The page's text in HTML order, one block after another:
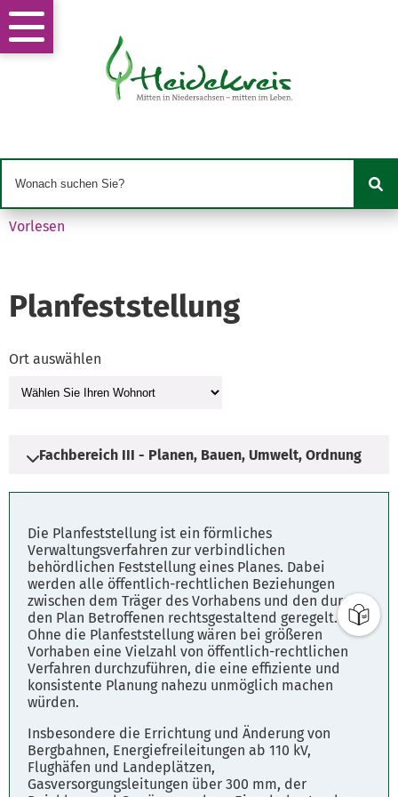
Vorlesen
Planfeststellung
Die Planfeststellung ist ein förmliches
Verwaltungsverfahren zur verbindlichen
behördlichen Feststellung eines Planes. Dabei
werden alle öffentlich-rechtlichen Beziehungen
zwischen dem Träger des Vorhabens und den durch
den Plan Betroffenen rechtsgestaltend geregelt.
Ohne die Planfeststellung wären bei größeren
Vorhaben eine Vielzahl von öffentlich-rechtlichen
Verfahren durchzuführen, die eine effiziente und
konsistente Planung nahezu unmöglich machen
würden.
Insbesondere die Errichtung und Änderung von
Bergbahnen, Energiefreileitungen ab 110 kV,
Flughäfen und Landeplätzen,
Gasversorgungsleitungen über 300 mm, der
Ort auswählen
Fachbereich III - Planen, Bauen, Umwelt, Ordnung
Schulstraße 3
29640 Schneverdingen
Öffnungszeiten
Öffnungszeiten des Rathauses
Montag 08:00 - 12:00 Uhr, 14:00 - 16:00 Uhr
Dienstag 08:00 - 12:00 Uhr, 14:00 - 16:00 Uhr
Mittwoch 08:00 - 12:00 Uhr, 14:00 - 16:00 Uhr
Donnerstag 08:00 - 12:00 Uhr, 14:00 - 18:00 Uhr
Freitag 08:00 - 12:00 Uhr